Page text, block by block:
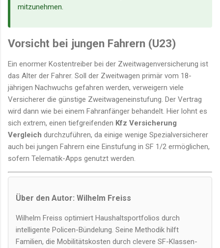
mitzunehmen.
Vorsicht bei jungen Fahrern (U23)
Ein enormer Kostentreiber bei der Zweitwagenversicherung ist
das Alter der Fahrer. Soll der Zweitwagen primär vom 18-
jährigen Nachwuchs gefahren werden, verweigern viele
Versicherer die günstige Zweitwageneinstufung. Der Vertrag
wird dann wie bei einem Fahranfänger behandelt. Hier lohnt es
sich extrem, einen tiefgreifenden Kfz Versicherung
Vergleich durchzuführen, da einige wenige Spezialversicherer
auch bei jungen Fahrern eine Einstufung in SF 1/2 ermöglichen,
sofern Telematik-Apps genutzt werden.
Über den Autor: Wilhelm Freiss
Wilhelm Freiss optimiert Haushaltsportfolios durch
intelligente Policen-Bündelung. Seine Methodik hilft
Familien, die Mobilitätskosten durch clevere SF-Klassen-